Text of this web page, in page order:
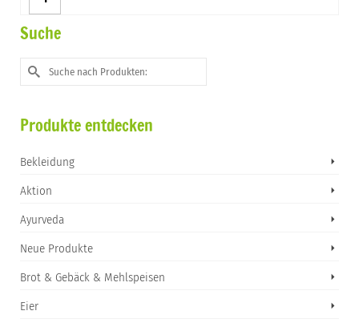
Reinigungs-
Spray
Menge
Suche
Suche
nach:
Produkte entdecken
Bekleidung
Aktion
Ayurveda
Neue Produkte
Brot & Gebäck & Mehlspeisen
Eier